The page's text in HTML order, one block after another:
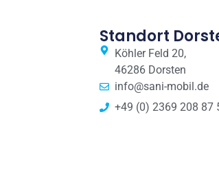
Standort
Köhler Feld 20,
46286 Dorsten
info@sani-mobil.de
+49 (0) 2369 208 87